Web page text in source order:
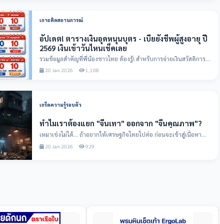
เกาะติดสถานการณ์
อัปเดต! ตารางเงินอุดหนุนบุตร - เบี้ยยังชีพผู้สูงอายุ ปี
2569 เงินเข้าวันไหนเช็คเลย
รวมข้อมูลสำคัญที่พี่น้องชาวไทย ต้องรู้! สำหรับการจ่ายเงินสวัสดิการ
ภาครัฐ ประจำปี...
20 Jan 2026 1,108
เกร็ดความรู้รอบตัว
ทำไมเราต้องแยก "จีนเทา" ออกจาก "จีนคุณภาพ"?
เหมาเข่งไม่ได้... ถ้าอยากให้เศรษฐกิจไทยไปต่อ ก่อนจะเข้าสู่เนื้อหา
ทางทีมงาน T...
20 Jan 2026 929